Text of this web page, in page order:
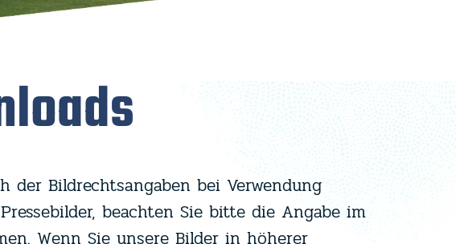
der Bildrechtsangaben bei Verwendung
beachten Sie bitte die Angabe im
Wenn Sie unsere Bilder in höherer